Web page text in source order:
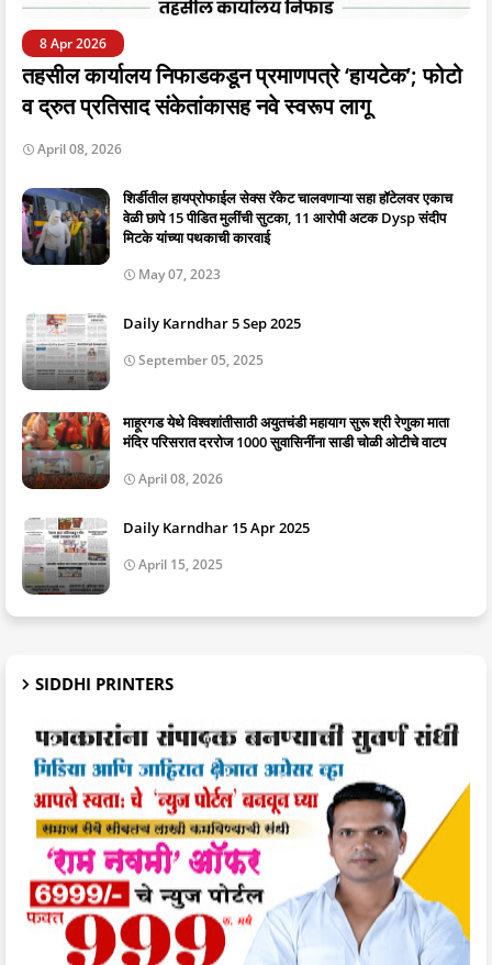
8 Apr 2026
तहसील कार्यालय निफाडकडून प्रमाणपत्रे ‘हायटेक’; फोटो
व द्रुत प्रतिसाद संकेतांकासह नवे स्वरूप लागू
April 08, 2026
शिर्डीतील हायप्रोफाईल सेक्स रॅकेट चालवणाऱ्या सहा हॉटेलवर एकाच
वेळी छापे 15 पीडित मुलींची सुटका, 11 आरोपी अटक Dysp संदीप
मिटके यांच्या पथकाची कारवाई
May 07, 2023
Daily Karndhar 5 Sep 2025
September 05, 2025
माहूरगड येथे विश्वशांतीसाठी अयुतचंडी महायाग सुरू श्री रेणुका माता
मंदिर परिसरात दररोज 1000 सुवासिनींना साडी चोळी ओटीचे वाटप
April 08, 2026
Daily Karndhar 15 Apr 2025
April 15, 2025
SIDDHI PRINTERS